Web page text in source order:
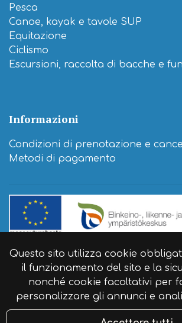
Questo sito utilizza cookie
il funzionamento del sito e la
nonché cookie facoltativi per
personalizzare gli annunci e
Pesca
Canoe, kayak e tavole SUP
Equitazione
Ciclismo
Escursioni, raccolta di bacche e
Informazioni
Condizioni di prenotazione e
Metodi di pagamento
© Agriturismo itinerante
web: atFlow.